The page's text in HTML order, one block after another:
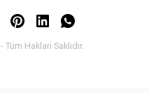
Hakları Saklıdır.